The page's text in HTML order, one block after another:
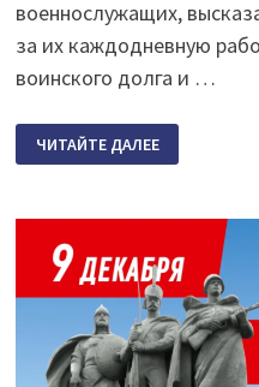
военнослужащих,
за их каждодневную
воинского долга и …
АКЦИЯ
«ПИСЬМО
СОЛДАТУ»
ЧИТАЙТЕ ДАЛЕЕ